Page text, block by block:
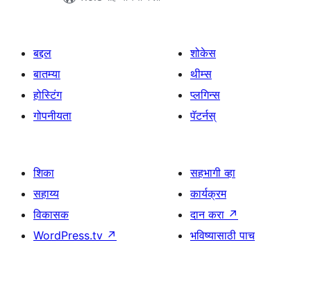
बद्दल
बातम्या
होस्टिंग
गोपनीयता
शोकेस
थीम्स
प्लगिन्स
पॅटर्नस्
शिका
सहाय्य
विकासक
WordPress.tv ↗
सहभागी व्हा
कार्यक्रम
दान करा ↗
भविष्यासाठी पाच